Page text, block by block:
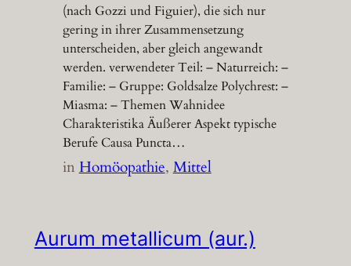
(nach Gozzi und Figuier), die sich nur
gering in ihrer Zusammensetzung
unterscheiden, aber gleich angewandt
werden. verwendeter Teil: – Naturreich: –
Familie: – Gruppe: Goldsalze Polychrest: –
Miasma: – Themen Wahnidee
Charakteristika Äußerer Aspekt typische
Berufe Causa Puncta…
inHomöopathie, Mittel
Aurum metallicum (aur.)